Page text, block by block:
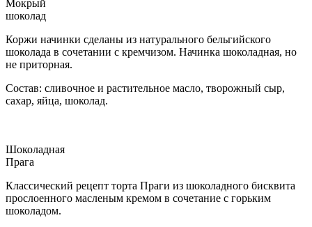
Мокрый
шоколад
Коржи начинки сделаны из натурального бельгийского
шоколада в сочетании с кремчизом. Начинка шоколадная, но
не приторная.
Состав: сливочное и растительное масло, творожный сыр,
сахар, яйца, шоколад.
Шоколадная
Прага
Классический рецепт торта Праги из шоколадного бисквита
прослоенного масленым кремом в сочетание с горьким
шоколадом.